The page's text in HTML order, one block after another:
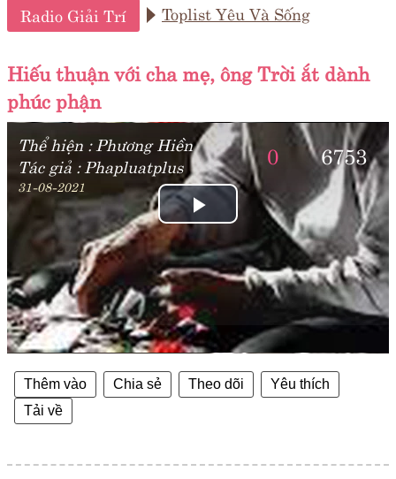
Radio Giải Trí Toplist Yêu Và Sống
Hiếu thuận với cha mẹ, ông Trời ắt dành
phúc phận
Thể hiện : Phương Hiền
Tác giả : Phapluatplus
31-08-2021
0 6753
Play
Video
Thêm vào Chia sẻ Theo dõi
Yêu thích
Tải về